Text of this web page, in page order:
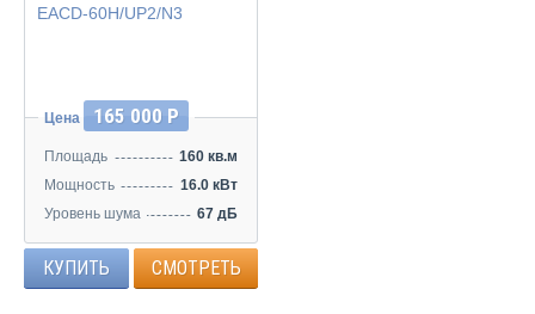
Цена 165 000 Р
Площадь
160 кв.м
Мощность
16.0 кВт
Уровень шума
67 дБ
КУПИТЬ СМОТРЕТЬ